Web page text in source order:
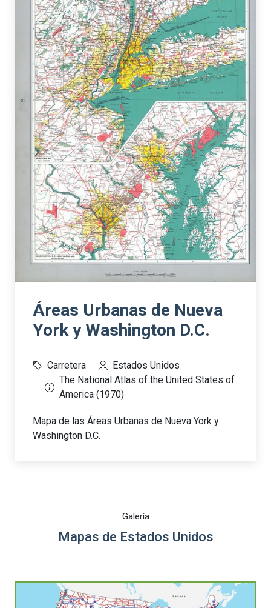
Áreas Urbanas de Nueva
York y Washington D.C.
Carretera
Estados Unidos
The National Atlas of the United States of
America (1970)
Mapa de las Áreas Urbanas de Nueva York y
Washington D.C.
Galería
Mapas de Estados Unidos